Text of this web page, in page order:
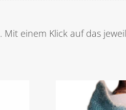
. Mit einem Klick auf das